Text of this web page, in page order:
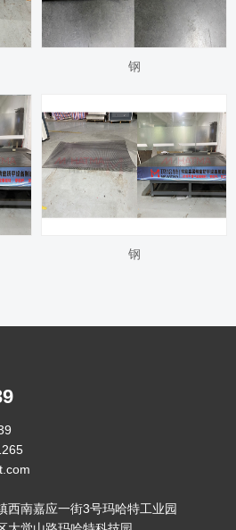
钢
钢
西南嘉应一街3号玛哈特工业园